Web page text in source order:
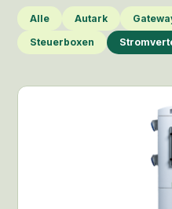
Alle Autark
Steuerboxen